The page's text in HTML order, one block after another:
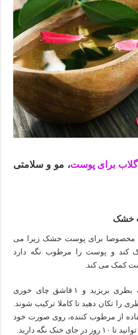
گلاب برای پوست، مو و سلامتی
خشک
مخصوصا برای پوست خشک زیرا می
و پوست را مرطوب نگه دارد
۲ قاشق غذاخوری گلاب را در یک بطری بریزید و ۱ قاشق چای خوری
را تکان دهید تا کاملا ترکیب شوند.
از مرطوب کننده، روی صورت خود
نگه دارید.